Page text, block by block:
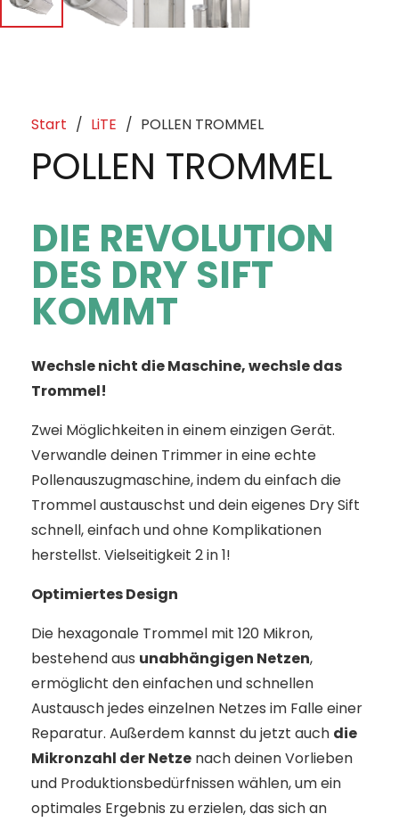
Start / LiTE / POLLEN TROMMEL
POLLEN TROMMEL
DIE REVOLUTION
DES DRY SIFT
KOMMT
Wechsle nicht die Maschine, wechsle das
Trommel!
Zwei Möglichkeiten in einem einzigen Gerät.
Verwandle deinen Trimmer in eine echte
Pollenauszugmaschine, indem du einfach die
Trommel austauschst und dein eigenes Dry Sift
schnell, einfach und ohne Komplikationen
herstellst. Vielseitigkeit 2 in 1!
Optimiertes Design
Die hexagonale Trommel mit 120 Mikron,
bestehend aus unabhängigen Netzen,
ermöglicht den einfachen und schnellen
Austausch jedes einzelnen Netzes im Falle einer
Reparatur. Außerdem kannst du jetzt auch die
Mikronzahl der Netze nach deinen Vorlieben
und Produktionsbedürfnissen wählen, um ein
optimales Ergebnis zu erzielen, das sich an